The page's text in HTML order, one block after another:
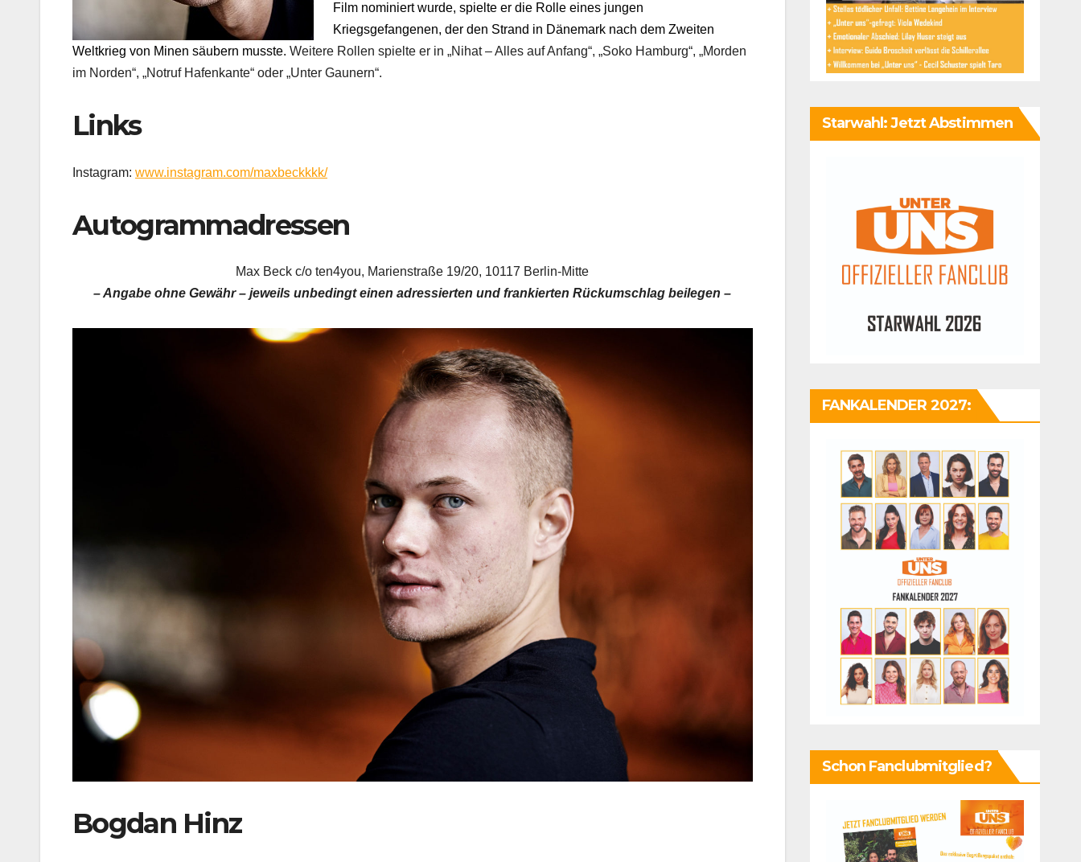
Film nominiert wurde, spielte er die Rolle eines jungen
Kriegsgefangenen, der den Strand in Dänemark nach dem Zweiten
Weltkrieg von Minen säubern musste. Weitere Rollen spielte er in „Nihat – Alles auf Anfang“, „Soko Hamburg“, „Morden
im Norden“, „Notruf Hafenkante“ oder „Unter Gaunern“.
Links
Instagram: www.instagram.com/maxbeckkkk/
Autogrammadressen
Max Beck c/o ten4you, Marienstraße 19/20, 10117 Berlin-Mitte
– Angabe ohne Gewähr – jeweils unbedingt einen adressierten und frankierten Rückumschlag beilegen –
Bogdan Hinz
Starwahl: Jetzt Abstimmen
FANKALENDER 2027:
Schon Fanclubmitglied?